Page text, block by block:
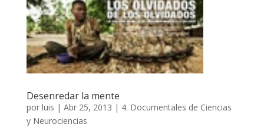
Desenredar la mente
por luis | Abr 25, 2013 | 4. Documentales de Ciencias
y Neurociencias